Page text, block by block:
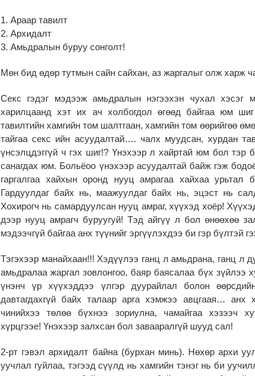
1. Араар тавилт
2. Архидалт
3. Амьдралын буруу сонголт!
Мөн бид өдөр тутмын сайн сайхан, аз жаргалыг олж харж
Секс гэдэг мэдээж амьдралын нэгээхэн чухал хэсэг
харилцаанд хэт их ач холбогдол өгөөд байгаа юм
тавилтийн хамгийн том шалтгаан, хамгийн том өөрийгөө
тайгаа секс ийн асуудалтай…. чалх муудсан, хурдан
үнсэлцдэггүй ч гэх шиг!? Үнэхээр л хайртай юм бол тэр
санагдах юм. Больёоо үнэхээр асуудалтай байж гэж
гаргалгаа хайхын оронд нууц амрагаа хайхаа урьтал
Гардуулдаг байх нь, маажуулдаг байх нь, эцэст нь
Хохирогч нь самардуулсан нууц амраг, хүүхэд хоёр!
дээр нууц амрагч буруугуй! Тэд айгүү л бол өнөөхөө
мэдээчгүй байгаа анх түүнийг эргүүлэхдээ би гэр бүлтэй
Тэгэхээр манайхаан!!! Хэдүүлээ ганц л амьдрана, ганц л
амьдралаа жаргал зовлонгоо, баяр баясалаа бүх зүйлээ
үнэнч үр хүүхэддээ үлгэр дуурайлал болон
давтагдахгүй байх талаар арга хэмжээ авцгаая… анх
чинийхээ төлөө бүхнээ зориулна, чамайгаа хэзээч
хүрцгээе! Үнэхээр залхсан бол завааралгүй шууд сал!
2-рт гэвэл архидалт байна (бурхан минь). Нөхөр архи
уучлал гуйлаа, тэгээд сүүлд нь хамгийн тэнэг нь би